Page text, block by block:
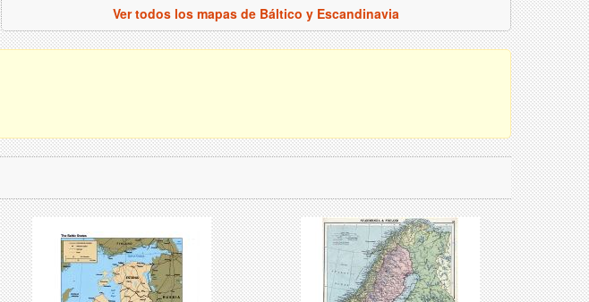
Ver todos los mapas de Báltico y Escandinavia